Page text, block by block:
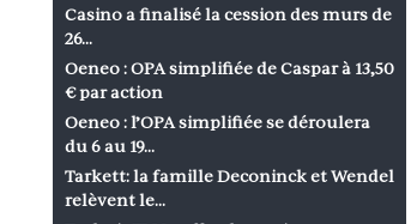
Casino a finalisé la cession des murs de
26…
Oeneo : OPA simplifiée de Caspar à 13,50
€ par action
Oeneo : l’OPA simplifiée se déroulera
du 6 au 19…
Tarkett: la famille Deconinck et Wendel
relèvent le…